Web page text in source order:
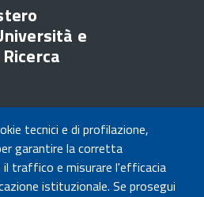
tecnici e di profilazione,
garantire la corretta
il traffico e misurare l'efficacia
istituzionale. Se prosegui
e